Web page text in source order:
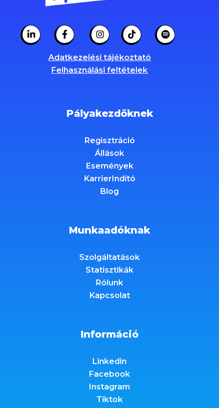
Adatkezelési tájékoztató
Felhasználási feltételek
Pályakezdőknek
Regisztráció
Állások
Események
KarrierIndító
Blog
Munkaadóknak
Szolgáltatások
Statisztikák
Rólunk
Kapcsolat
Információ
Linkedin
Facebook
Instagram
Tiktok